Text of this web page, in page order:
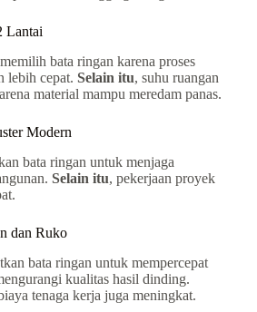
Lantai
bata ringan karena proses
lebih cepat. Selain itu, suhu ruangan
material mampu meredam panas.
Modern
bata ringan untuk menjaga
Selain itu, pekerjaan proyek
dan Ruko
bata ringan untuk mempercepat
kualitas hasil dinding.
tenaga kerja juga meningkat.